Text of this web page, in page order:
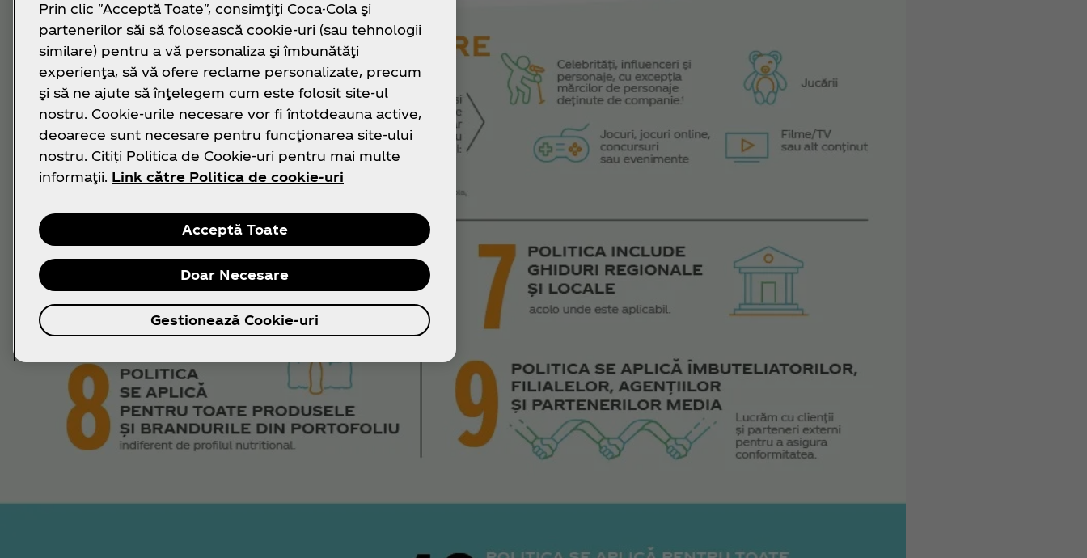
Prin clic "Acceptă Toate", consimţiţi Coca-Cola şi
partenerilor săi să folosească cookie-uri (sau tehnologii
similare) pentru a vă personaliza şi îmbunătăţi
experienţa, să vă ofere reclame personalizate, precum
şi să ne ajute să înţelegem cum este folosit site-ul
nostru. Cookie-urile necesare vor fi întotdeauna active,
deoarece sunt necesare pentru funcţionarea site-ului
nostru. Citiți Politica de Cookie-uri pentru mai multe
informaţii. Link către Politica de cookie-uri
Acceptă Toate
Doar Necesare
Gestionează Cookie-uri